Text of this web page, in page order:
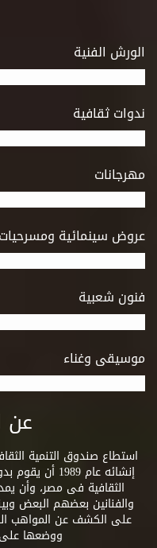
الورش الفنية
ندوات ثقافية
مهرجانات
عروض سينمائية ومسرحيات
فنون شعبية
موسيقى وغناء
عن
استطاع صندوق التنمية
إنشائه عام
الثقافية فى مصر، وأن
والفنانين بعضهم البعض
على الكشف عن المواهب
ووضعها على